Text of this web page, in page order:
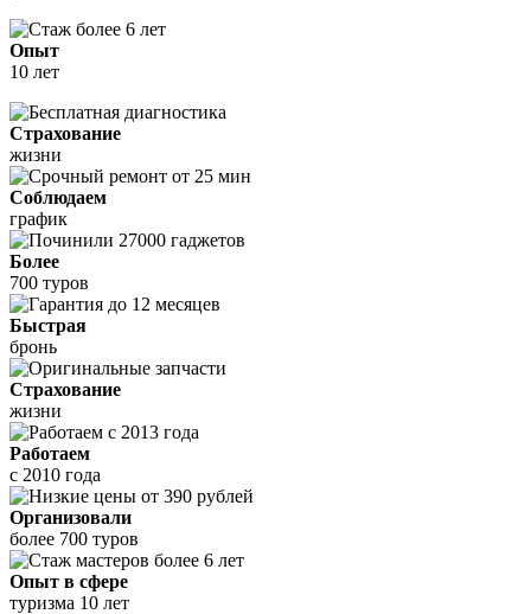
Опыт
10 лет
Страхование
жизни
Соблюдаем
график
Более
700 туров
Быстрая
бронь
Страхование
жизни
Работаем
с 2010 года
Организовали
более 700 туров
Опыт в сфере
туризма 10 лет